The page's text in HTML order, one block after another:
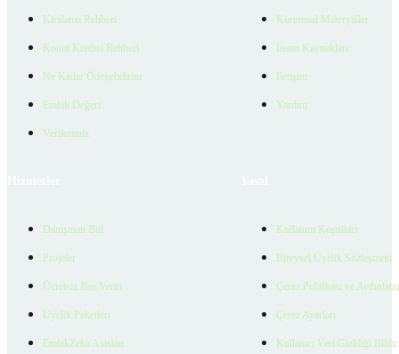
Kiralama Rehberi
Konut Kredisi Rehberi
Ne Kadar Ödeyebilirim
Emlak Değeri
Verilerimiz
Kurumsal Materyaller
İnsan Kaynakları
İletişim
Yardım
Danışman Bul
Projeler
Ücretsiz İlan Verin
Üyelik Paketleri
EmlakZeka Asistan
Kullanım Koşulları
Bireysel Üyelik Sözleşmesi
Çerez Politikası ve
Çerez Ayarları
Kullanıcı Veri Gizliliği